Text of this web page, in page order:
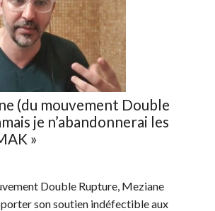
(du mouvement Double
je n’abandonnerai les
»
Double Rupture, Meziane
son soutien indéfectible aux